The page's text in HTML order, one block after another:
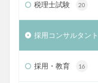
税理士試験 20
採用コンサルタント
採用・教育 16